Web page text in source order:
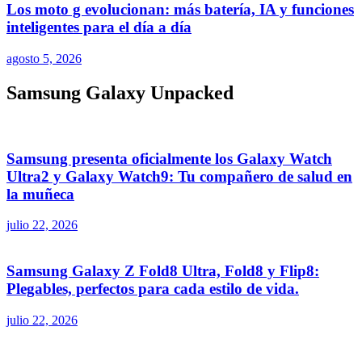
Los moto g evolucionan: más batería, IA y funciones
inteligentes para el día a día
agosto 5, 2026
Samsung Galaxy Unpacked
Samsung presenta oficialmente los Galaxy Watch
Ultra2 y Galaxy Watch9: Tu compañero de salud en
la muñeca
julio 22, 2026
Samsung Galaxy Z Fold8 Ultra, Fold8 y Flip8:
Plegables, perfectos para cada estilo de vida.
julio 22, 2026